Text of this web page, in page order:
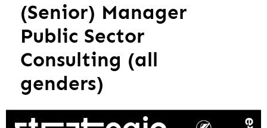
(Senior) Manager
Public Sector
Consulting (all
genders)